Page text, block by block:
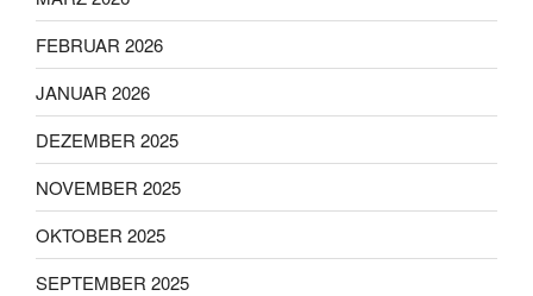
FEBRUAR 2026
JANUAR 2026
DEZEMBER 2025
NOVEMBER 2025
OKTOBER 2025
SEPTEMBER 2025